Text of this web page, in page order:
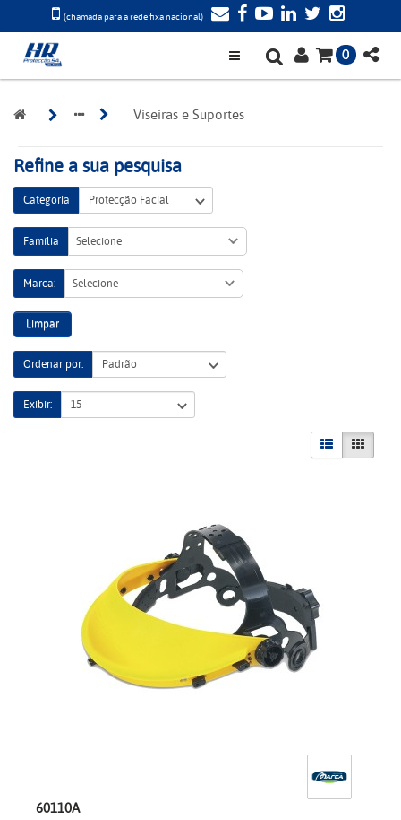
(chamada para a rede fixa nacional)
0
Viseiras e Suportes
Refine a sua pesquisa
Categoria
Família Selecione
Marca: Selecione
Limpar
Ordenar por:
Exibir:
60110A